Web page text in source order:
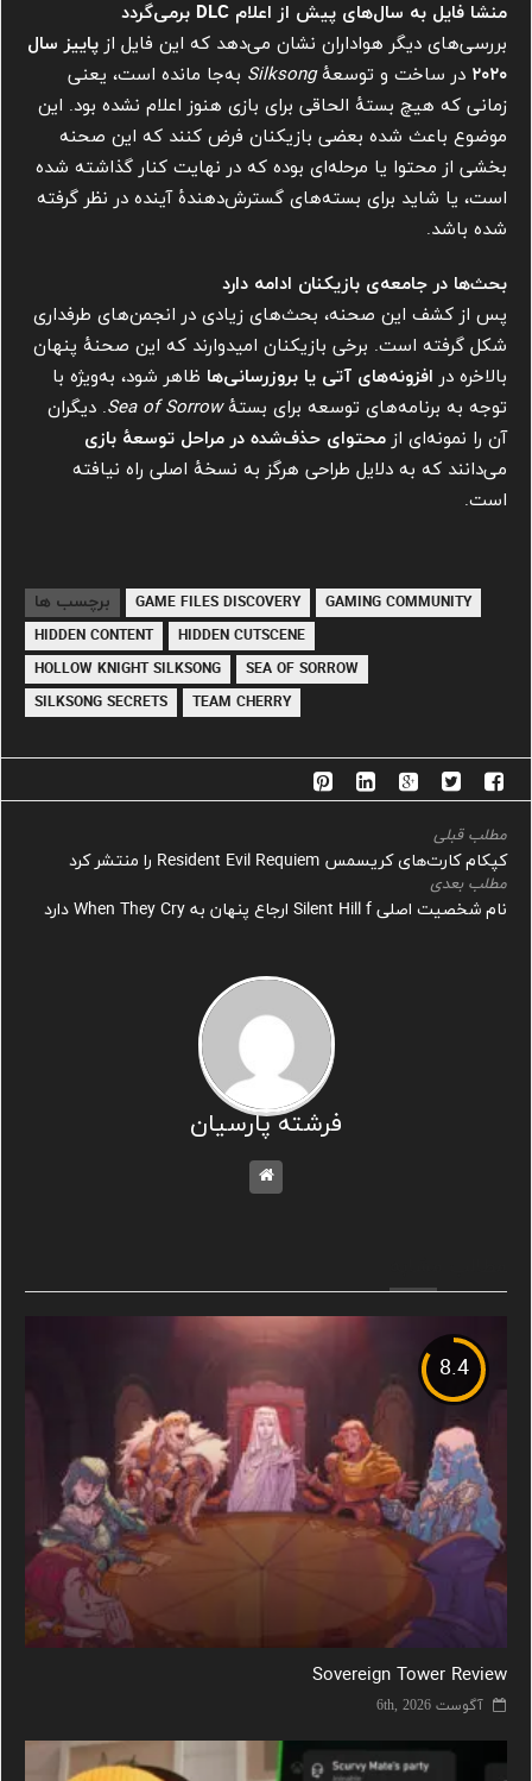
منشا فایل به سال‌های پیش از اعلام DLC برمی‌گردد
بررسی‌های دیگر هواداران نشان می‌دهد که این فایل از پاییز سال
۲۰۲۰ در ساخت و توسعهٔSilksong به‌جا مانده است، یعنی
زمانی که هیچ بستهٔ الحاقی برای بازی هنوز اعلام نشده بود. این
موضوع باعث شده بعضی بازیکنان فرض کنند که این صحنه
بخشی از محتوا یا مرحله‌ای بوده که در نهایت کنار گذاشته شده
است، یا شاید برای بسته‌های گسترش‌دهندهٔ آینده در نظر گرفته
شده باشد.
بحث‌ها در جامعه‌ی بازیکنان ادامه دارد
پس از کشف این صحنه، بحث‌های زیادی در انجمن‌های طرفداری
شکل گرفته است. برخی بازیکنان امیدوارند که این صحنهٔ پنهان
بالاخره در افزونه‌های آتی یا بروزرسانی‌ها ظاهر شود، به‌ویژه با
توجه به برنامه‌های توسعه برای بستهٔSea of Sorrow. دیگران
آن را نمونه‌ای از محتوای حذف‌شده در مراحل توسعهٔ بازی
می‌دانند که به دلایل طراحی هرگز به نسخهٔ اصلی راه نیافته
است.
برچسب ها GAME FILES DISCOVERY
GAMING COMMUNITY
HIDDEN CONTENT
HIDDEN CUTSCENE
HOLLOW KNIGHT SILKSONG
SEA OF SORROW
SILKSONG SECRETS
TEAM CHERRY
مطلب قبلی
کپکام کارت‌های کریسمس Resident Evil Requiem را منتشر کرد
مطلب بعدی
نام شخصیت اصلی Silent Hill f ارجاع پنهان به When They Cry دارد
فرشته پارسیان
8.4
Sovereign Tower Review
آگوست 6th, 2026